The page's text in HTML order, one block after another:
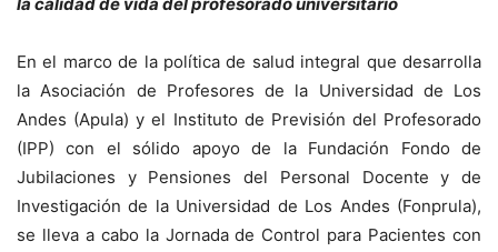
En el marco de la política de salud integral que desarrolla
la Asociación de Profesores de la Universidad de Los
Andes (Apula) y el Instituto de Previsión del Profesorado
(IPP) con el sólido apoyo de la Fundación Fondo de
Jubilaciones y Pensiones del Personal Docente y de
Investigación de la Universidad de Los Andes (Fonprula),
se lleva a cabo la Jornada de Control para Pacientes con